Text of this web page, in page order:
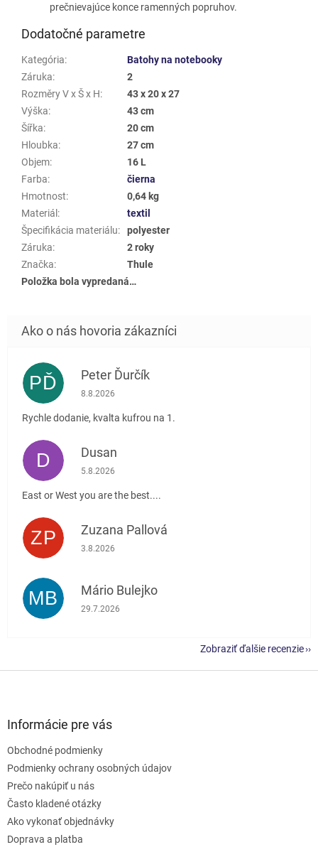
prečnievajúce konce ramenných popruhov.
Dodatočné parametre
Kategória:
Batohy na notebooky
Záruka:
2
Rozměry V x Š x H:
43 x 20 x 27
Výška:
43 cm
Šířka:
20 cm
Hloubka:
27 cm
Objem:
16 L
Farba:
čierna
Hmotnost:
0,64 kg
Materiál :
textil
Špecifikácia materiálu:
polyester
Záruka:
2 roky
Značka:
Thule
Položka bola vypredaná…
PĎ Peter Ďurčík
Hodnotenie obchodu je 5 z 5 hviezdičiek.
8.8.2026
Rychle dodanie, kvalta kufrou na 1.
D Dusan
Hodnotenie obchodu je 5 z 5 hviezdičiek.
5.8.2026
East or West you are the best....
ZP Zuzana Pallová
Hodnotenie obchodu je 5 z 5 hviezdičiek.
3.8.2026
MB Mário Bulejko
Hodnotenie obchodu je 5 z 5 hviezdičiek.
29.7.2026
Zobraziť ďalšie recenzie
Informácie pre vás
Obchodné podmienky
Podmienky ochrany osobných údajov
Prečo nakúpiť u nás
Často kladené otázky
Ako vykonať objednávky
Doprava a platba